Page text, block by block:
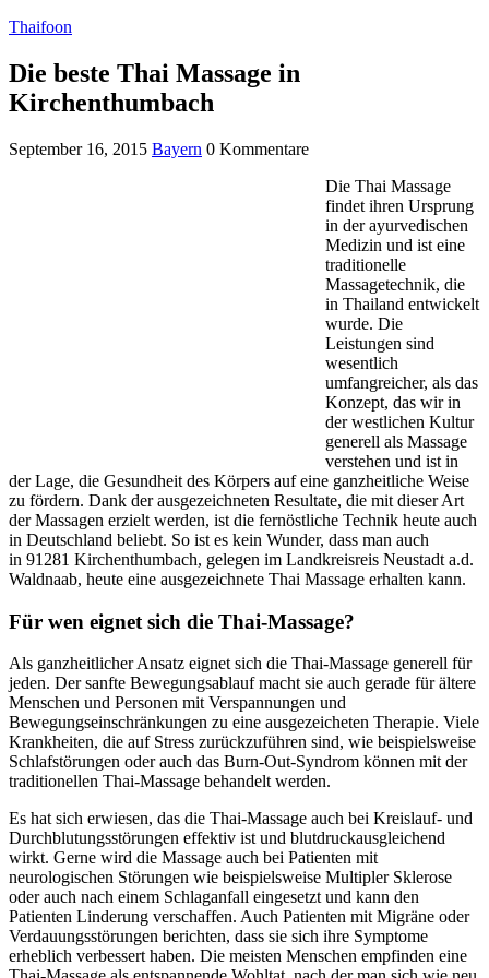
Thaifoon
Die beste Thai Massage in
Kirchenthumbach
September 16, 2015 Bayern 0 Kommentare
Die Thai Massage
findet ihren Ursprung
in der ayurvedischen
Medizin und ist eine
traditionelle
Massagetechnik, die
in Thailand entwickelt
wurde. Die
Leistungen sind
wesentlich
umfangreicher, als das
Konzept, das wir in
der westlichen Kultur
generell als Massage
verstehen und ist in
der Lage, die Gesundheit des Körpers auf eine ganzheitliche Weise
zu fördern. Dank der ausgezeichneten Resultate, die mit dieser Art
der Massagen erzielt werden, ist die fernöstliche Technik heute auch
in Deutschland beliebt. So ist es kein Wunder, dass man auch
in 91281 Kirchenthumbach, gelegen im Landkreisreis Neustadt a.d.
Waldnaab, heute eine ausgezeichnete Thai Massage erhalten kann.
Für wen eignet sich die Thai-Massage?
Als ganzheitlicher Ansatz eignet sich die Thai-Massage generell für
jeden. Der sanfte Bewegungsablauf macht sie auch gerade für ältere
Menschen und Personen mit Verspannungen und
Bewegungseinschränkungen zu eine ausgezeicheten Therapie. Viele
Krankheiten, die auf Stress zurückzuführen sind, wie beispielsweise
Schlafstörungen oder auch das Burn-Out-Syndrom können mit der
traditionellen Thai-Massage behandelt werden.
Es hat sich erwiesen, das die Thai-Massage auch bei Kreislauf- und
Durchblutungsstörungen effektiv ist und blutdruckausgleichend
wirkt. Gerne wird die Massage auch bei Patienten mit
neurologischen Störungen wie beispielsweise Multipler Sklerose
oder auch nach einem Schlaganfall eingesetzt und kann den
Patienten Linderung verschaffen. Auch Patienten mit Migräne oder
Verdauungsstörungen berichten, dass sie sich ihre Symptome
erheblich verbessert haben. Die meisten Menschen empfinden eine